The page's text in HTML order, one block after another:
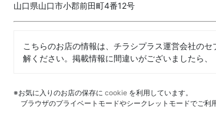
山口県山口市小郡前田町4番12号
こちらのお店の情報は、チラシプラス運営会社の
解ください。掲載情報に間違いがございましたら、
※お気に入りのお店の保存に cookie を利用しています。
ブラウザのプライベートモードやシークレットモードでご